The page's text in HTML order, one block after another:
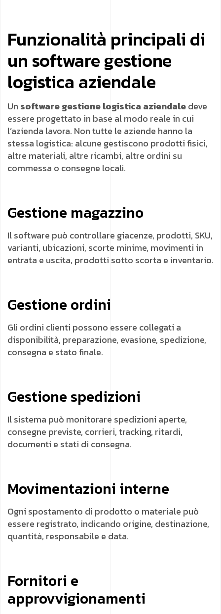
Funzionalità principali di
un software gestione
logistica aziendale
Un software gestione logistica aziendaledeve
essere progettato in base al modo reale in cui
l’azienda lavora. Non tutte le aziende hanno la
stessa logistica: alcune gestiscono prodotti fisici,
altre materiali, altre ricambi, altre ordini su
commessa o consegne locali.
Gestione magazzino
Il software può controllare giacenze, prodotti, SKU,
varianti, ubicazioni, scorte minime, movimenti in
entrata e uscita, prodotti sotto scorta e inventario.
Gestione ordini
Gli ordini clienti possono essere collegati a
disponibilità, preparazione, evasione, spedizione,
consegna e stato finale.
Gestione spedizioni
Il sistema può monitorare spedizioni aperte,
consegne previste, corrieri, tracking, ritardi,
documenti e stati di consegna.
Movimentazioni interne
Ogni spostamento di prodotto o materiale può
essere registrato, indicando origine, destinazione,
quantità, responsabile e data.
Fornitori e
approvvigionamenti